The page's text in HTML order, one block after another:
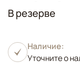
В резерве
Наличие:
Уточните о